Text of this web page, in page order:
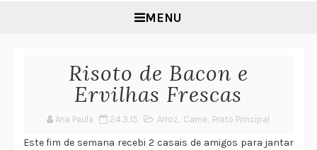
MENU
Risoto de Bacon e
Ervilhas Frescas
Ana Paula 24.3.15 Arroz, Carne, Prato Principal
Este fim de semana recebi 2 casais de amigos para jantar